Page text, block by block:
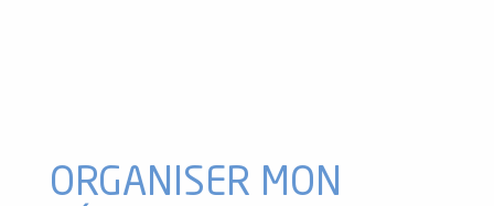
ORGANISER MON